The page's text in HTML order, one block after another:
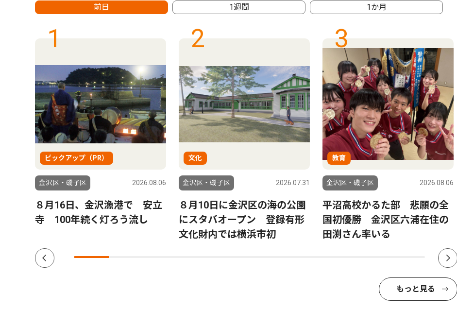
前日 1週間 1か月
1
ピックアップ（PR）
金沢区・磯子区 2026.08.06
８月16日、金沢漁港で 安立
寺 100年続く灯ろう流し
2
文化
金沢区・磯子区 2026.07.31
８月10日に金沢区の海の公園
にスタバオープン 登録有形
文化財内では横浜市初
3
教育
金沢区・磯子区 2026.08.06
平沼高校かるた部 悲願の全
国初優勝 金沢区六浦在住の
田渕さん率いる
もっと見る